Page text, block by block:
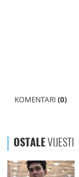
KOMENTARI (0)
OSTALEVIJESTI